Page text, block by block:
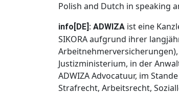
Polish and Dutch in speaking
info[DE] : ADWIZA ist eine
SIKORA aufgrund ihrer
Justizministerium, in der
ADWIZA Advocatuur, im
Strafrecht, Arbeitsrecht,